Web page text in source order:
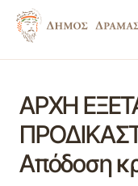
ΑΡΧΗ
Απόδοση